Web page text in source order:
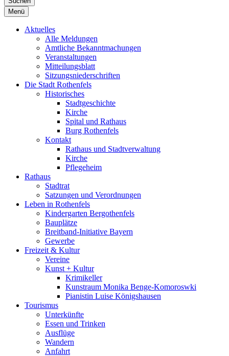
Menü
Aktuelles
Alle Meldungen
Amtliche Bekanntmachungen
Veranstaltungen
Mitteilungsblatt
Sitzungsniederschriften
Die Stadt Rothenfels
Historisches
Stadtgeschichte
Kirche
Spital und Rathaus
Burg Rothenfels
Kontakt
Rathaus und Stadtverwaltung
Kirche
Pflegeheim
Rathaus
Stadtrat
Satzungen und Verordnungen
Leben in Rothenfels
Kindergarten Bergothenfels
Bauplätze
Breitband-Initiative Bayern
Gewerbe
Freizeit & Kultur
Vereine
Kunst + Kultur
Krimikeller
Kunstraum Monika Benge-Komoroswki
Pianistin Luise Königshausen
Tourismus
Unterkünfte
Essen und Trinken
Ausflüge
Wandern
Anfahrt